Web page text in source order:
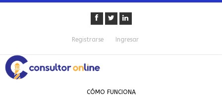
Registrarse Ingresar
CÓMO FUNCIONA